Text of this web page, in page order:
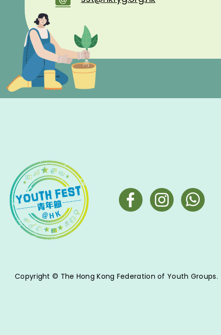
Copyright © The Hong Kong Federation of Youth Groups.